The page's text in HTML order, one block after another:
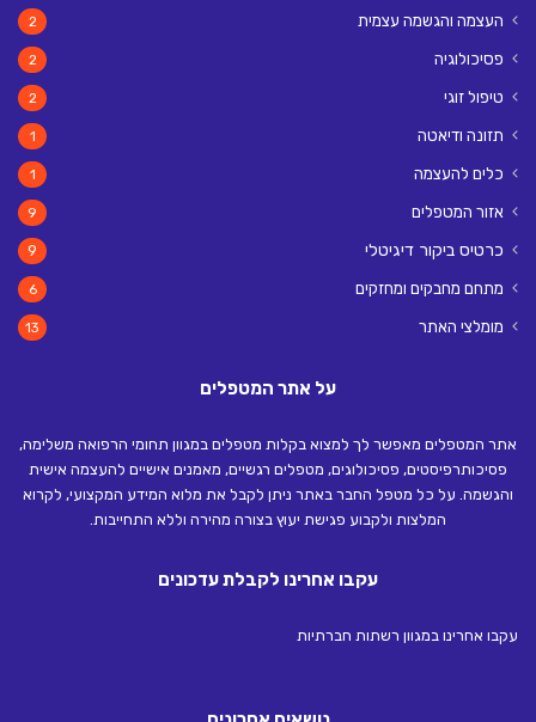
העצמה והגשמה עצמית 2
פסיכולוגיה 2
טיפול זוגי 2
תזונה ודיאטה 1
כלים להעצמה 1
אזור המטפלים 9
כרטיס ביקור דיגיטלי 9
מתחם מחבקים ומחזקים 6
מומלצי האתר 13
על אתר המטפלים
אתר המטפלים מאפשר לך למצוא בקלות מטפלים במגוון תחומי הרפואה משלימה,
פסיכותרפיסטים, פסיכולוגים, מטפלים רגשיים, מאמנים אישיים להעצמה אישית
והגשמה. על כל מטפל החבר באתר ניתן לקבל את מלוא המידע המקצועי, לקרוא
המלצות ולקבוע פגישת יעוץ בצורה מהירה וללא התחייבות.
עקבו אחרינו לקבלת עדכונים
עקבו אחרינו במגוון רשתות חברתיות